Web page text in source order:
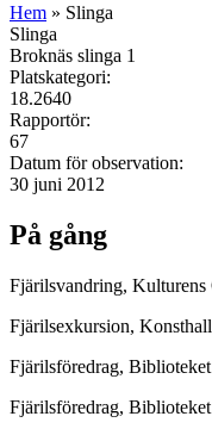
Hem » Slinga
Slinga
Broknäs slinga 1
Platskategori:
18.2640
Rapportör:
67
Datum för observation:
30 juni 2012
På gång
Fjärilsvandring, Kulturens
Fjärilsexkursion,
Fjärilsföredrag,
Fjärilsföredrag,